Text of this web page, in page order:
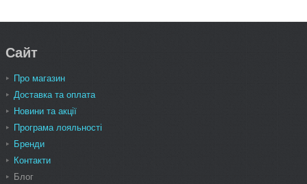
Сайт
Про магазин
Доставка та оплата
Новини та акції
Програма лояльності
Бренди
Контакти
Блог